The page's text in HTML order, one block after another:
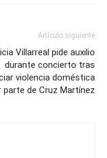
Artículo siguiente
Villarreal pide auxilio
durante concierto tras
violencia doméstica
parte de Cruz Martínez